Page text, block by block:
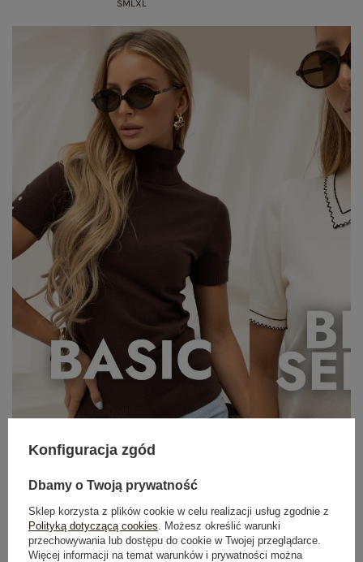
SMLXL
OUTFIT NA RANDKĘ
Konfiguracja zgód
Dbamy o Twoją prywatność
Sklep korzysta z plików cookie w celu realizacji usług zgodnie z
Polityką dotyczącą cookies . Możesz określić warunki
przechowywania lub dostępu do cookie w Twojej przeglądarce.
Więcej informacji na temat warunków i prywatności można